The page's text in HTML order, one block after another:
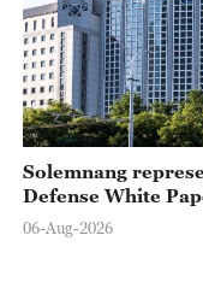
Solemnang
Defense White
06-Aug-2026